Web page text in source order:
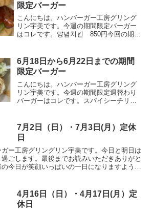
限定バーガー
こんにちは。ハンバーガー工房グリング
リン宇美です。今週の期間限定バーガー
はコレです。양념치킨 850円今回の期間
オリジナルの甘辛いソースとチキンで、
韓国風のチキンバーガ...
6月18日から6月22日までの期間
限定バーガー
こんにちは。ハンバーガー工房グリング
リン宇美です。今週の期間限定週替わり
バーガーはコレです。スパイシーチリチ
タスをのせればトロっと流れる出るチリ
ソース。そそられる事...
7月2日（日）・7月3日(月）定休
日
ー工房グリングリン宇美です。今日と明日は
ごします。最後までお読みいただきありがと
今日が笑顔いっぱいの一日になりますように
4月16日（日）・4月17日(月）定
休日